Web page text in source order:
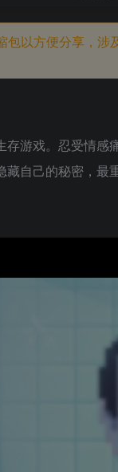
包以方便分享，
存游戏。忍受情
藏自己的秘密，